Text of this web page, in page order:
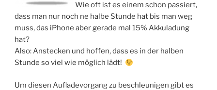
Wie oft ist es einem schon passiert,
dass man nur noch ne halbe Stunde hat bis man weg
muss, das iPhone aber gerade mal 15% Akkuladung
hat?
Also: Anstecken und hoffen, dass es in der halben
Stunde so viel wie möglich lädt!
Um diesen Aufladevorgang zu beschleunigen gibt es